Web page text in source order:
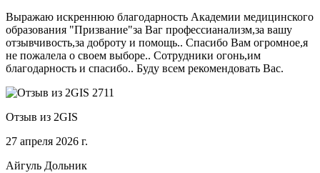
Выражаю искреннюю благодарность Академии медицинского
образования "Призвание"за Ваг профессианализм,за вашу
отзывчивость,за доброту и помощь.. Спасибо Вам огромное,я
не пожалела о своем выборе.. Сотрудники огонь,им
благодарность и спасибо.. Буду всем рекомендовать Вас.
Отзыв из 2GIS
27 апреля 2026 г.
Айгуль Дольник